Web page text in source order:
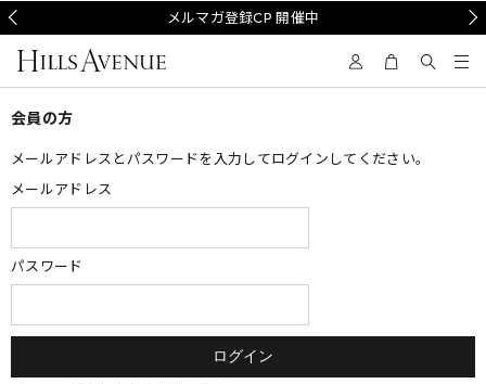
メルマガ登録CP 開催中
会員の方
メールアドレスとパスワードを入力してログインしてください。
メールアドレス
パスワード